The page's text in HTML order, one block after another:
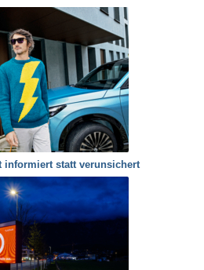
informiert statt verunsichert